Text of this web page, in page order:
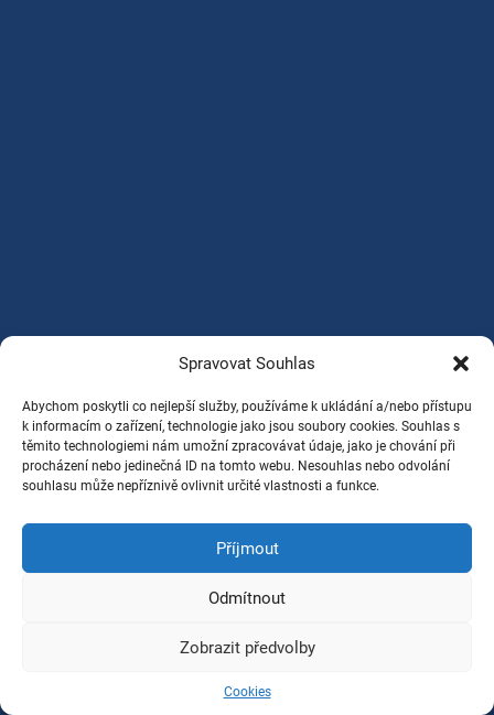
Spravovat Souhlas
Abychom poskytli co nejlepší služby, používáme k ukládání a/nebo přístupu
k informacím o zařízení, technologie jako jsou soubory cookies. Souhlas s
těmito technologiemi nám umožní zpracovávat údaje, jako je chování při
procházení nebo jedinečná ID na tomto webu. Nesouhlas nebo odvolání
souhlasu může nepříznivě ovlivnit určité vlastnosti a funkce.
Příjmout
Odmítnout
Zobrazit předvolby
Cookies